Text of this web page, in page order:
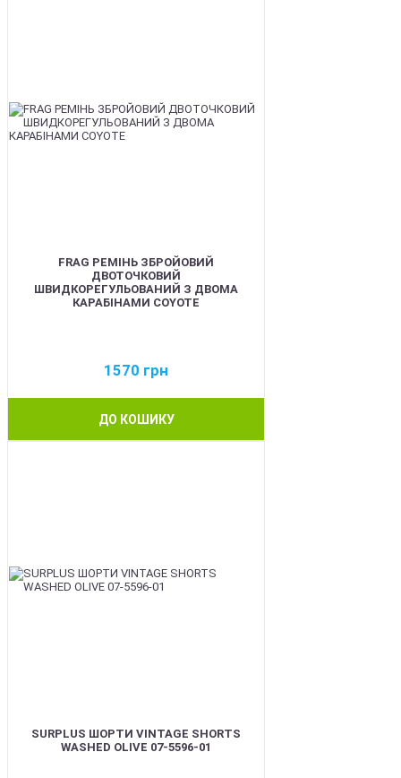
FRAG РЕМІНЬ ЗБРОЙОВИЙ
ДВОТОЧКОВИЙ
ШВИДКОРЕГУЛЬОВАНИЙ З ДВОМА
КАРАБІНАМИ COYOTE
1570 грн
ДО КОШИКУ
SURPLUS ШОРТИ VINTAGE SHORTS
WASHED OLIVE 07-5596-01